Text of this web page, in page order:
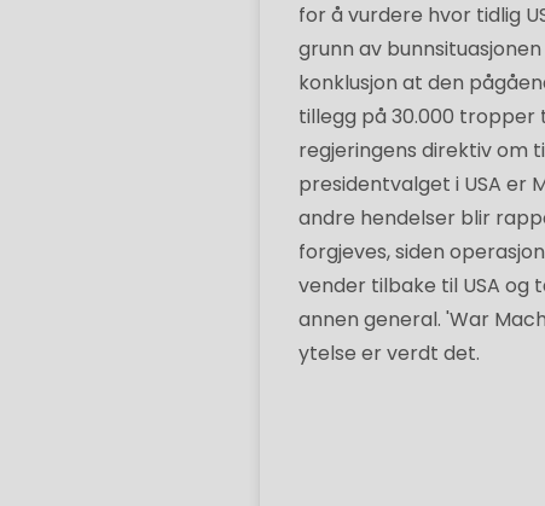
for å vurdere hvor tidlig
grunn av
konklusjon at den
tillegg på 30.000
regjeringens direktiv om
presidentvalget i USA er
andre hendelser blir
forgjeves, siden
vender tilbake til USA
annen general. 'War
ytelse er verdt det.